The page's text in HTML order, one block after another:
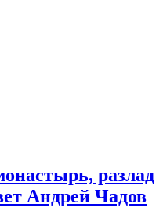
разлад
Андрей Чадов